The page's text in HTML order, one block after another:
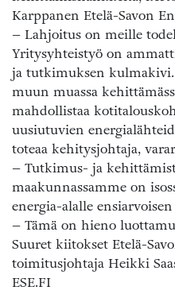
Karppanen Etelä-Savon
– Lahjoitus on meille
Yritysyhteistyö on
ja tutkimuksen kulmakivi.
muun muassa
mahdollistaa
uusiutuvien
toteaa kehitysjohtaja,
– Tutkimus- ja
maakunnassamme on
energia-alalle
– Tämä on hieno
Suuret kiitokset Etelä-
toimitusjohtaja Heikki
ESE.FI